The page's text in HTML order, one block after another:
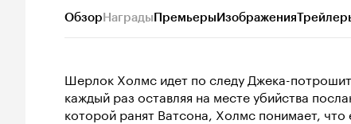
ОбзорНаградыПремьерыИзображения
Шерлок Холмс идет по следу Джека-
каждый раз оставляя на месте убийства
которой ранят Ватсона, Холмс понимает,